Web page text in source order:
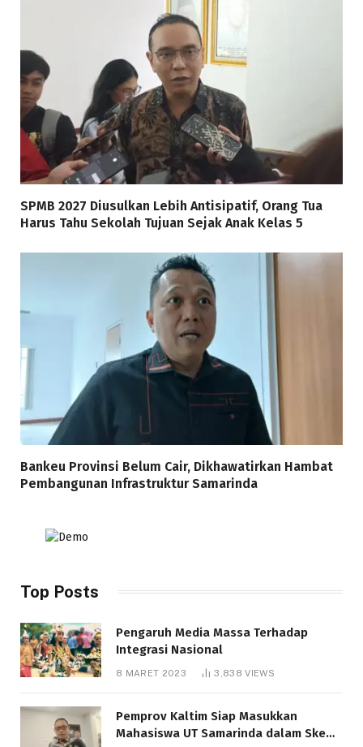
SPMB 2027 Diusulkan Lebih Antisipatif, Orang Tua
Harus Tahu Sekolah Tujuan Sejak Anak Kelas 5
Bankeu Provinsi Belum Cair, Dikhawatirkan Hambat
Pembangunan Infrastruktur Samarinda
Top Posts
Pengaruh Media Massa Terhadap
Integrasi Nasional
8 MARET 2023 3,838VIEWS
Pemprov Kaltim Siap Masukkan
Mahasiswa UT Samarinda dalam Skema